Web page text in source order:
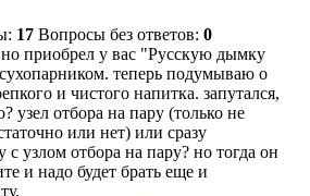
17 Вопросы без ответов: 0
приобрел у вас "Русскую дымку
теперь подумываю о
и чистого напитка. запутался,
узел отбора на пару (только не
или нет) или сразу
с узлом отбора на пару? но тогда он
и надо будет брать еще и